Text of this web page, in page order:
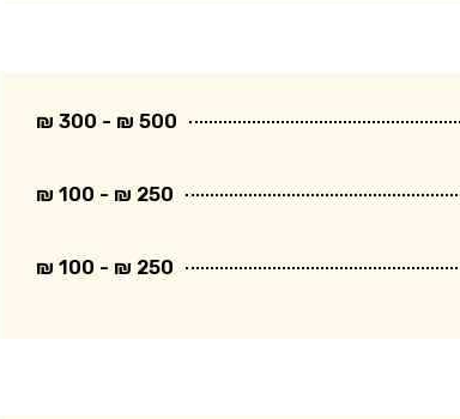
500 ₪ - 300 ₪
250 ₪ - 100 ₪
250 ₪ - 100 ₪